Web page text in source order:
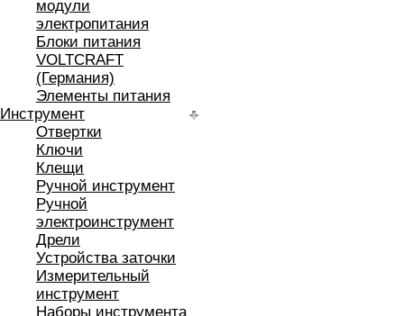
модули
электропитания
Блоки питания
VOLTCRAFT
(Германия)
Элементы питания
Инструмент
Отвертки
Ключи
Клещи
Ручной инструмент
Ручной
электроинструмент
Дрели
Устройства заточки
Измерительный
инструмент
Наборы инструмента